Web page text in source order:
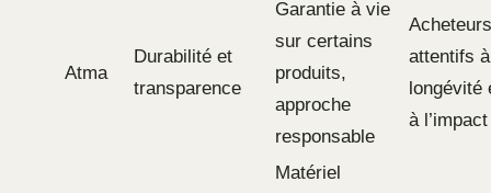
Atma
Durabilité et
transparence
Garantie à vie
sur certains
produits,
approche
responsable
Acheteurs
attentifs
longévité
à l’impact
Matériel